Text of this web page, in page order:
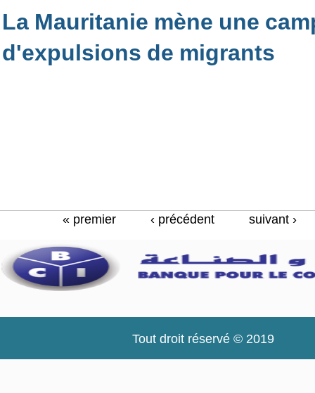
La Mauritanie mène une
d'expulsions de migrants
« premier ‹ précédent suivant ›
Tout droit réservé © 2019